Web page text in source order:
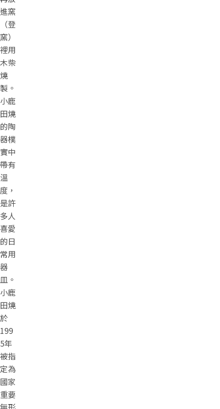
進窯
（登
窯）
裡用
木柴
燒
製。
小鹿
田燒
的陶
器樸
實中
帶有
溫
度，
是許
多人
喜愛
的日
常用
器
皿。
小鹿
田燒
於
199
5年
被指
定為
國家
重要